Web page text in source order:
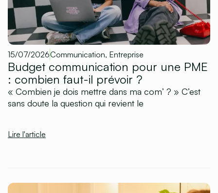
15/07/2026Communication, Entreprise
Budget communication pour une PME
: combien faut-il prévoir ?
« Combien je dois mettre dans ma com’ ? » C’est
sans doute la question qui revient le
Lire l'article